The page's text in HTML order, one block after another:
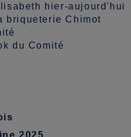
hier-aujourd'hui
briqueterie Chimot
du Comité
2025